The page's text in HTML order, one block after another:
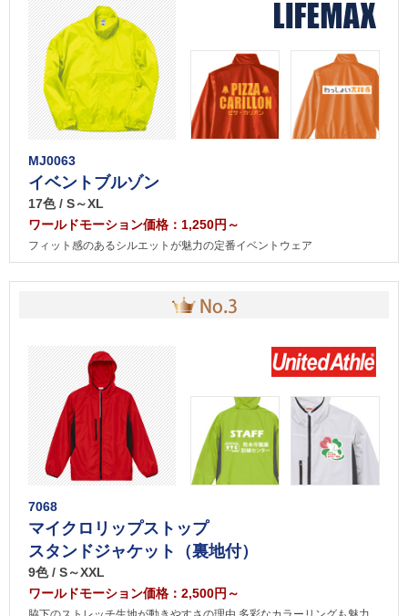
MJ0063
イベントブルゾン
17色 / S～XL
ワールドモーション価格：1,250円～
フィット感のあるシルエットが魅力の定番イベントウェア
7068
マイクロリップストップ
スタンドジャケット（裏地付）
9色 / S～XXL
ワールドモーション価格：2,500円～